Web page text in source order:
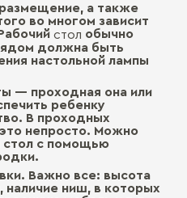
а также
во многом зависит
стол обычно
должна быть
настольной лампы
— проходная она или
ребенку
В проходных
непросто. Можно
стол с помощью
Важно все: высота
наличие ниш, в которых